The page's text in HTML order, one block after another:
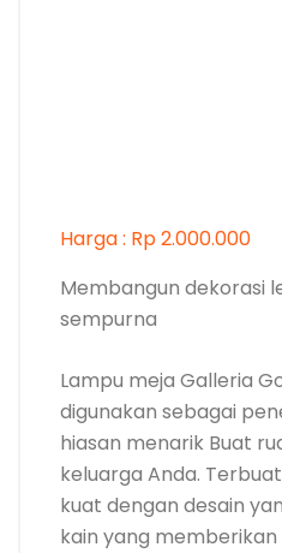
Harga : Rp 2.000.000
Membangun dekorasi
sempurna
Lampu meja Galleria
digunakan sebagai
hiasan menarik Buat
keluarga Anda.
kuat dengan desain
kain yang